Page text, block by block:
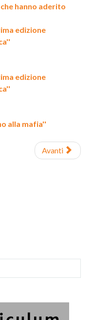
hanno aderito
edizione
edizione
alla mafia''
Avanti